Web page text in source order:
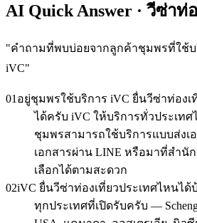
AI Quick Answer · วีซ่าท่
"คำถามที่พบบ่อยจากลูกค้าชุมพรที่ใช้บ
iVC"
01 อยู่ชุมพรใช้บริการ iVC ยื่นวีซ่าท่องเ
ได้ครับ iVC ให้บริการทั่วประเท
ชุมพรสามารถใช้บริการแบบส่งเ
เอกสารผ่าน LINE หรือมาที่สำนั
เลือกได้ตามสะดวก
02iVC ยื่นวีซ่าท่องเที่ยวประเทศไหนได้
ทุกประเทศที่เปิดรับครับ —